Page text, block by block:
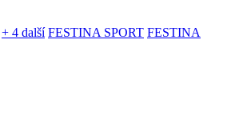
+ 4 další FESTINA SPORT FESTINA